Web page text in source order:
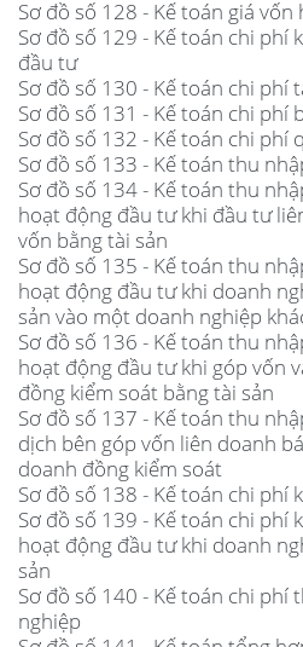
Sơ đồ số 128 - Kế toán giá vốn
Sơ đồ số 129 - Kế toán chi phí
đầu tư
Sơ đồ số 130 - Kế toán chi phí
Sơ đồ số 131 - Kế toán chi phí
Sơ đồ số 132 - Kế toán chi phí
Sơ đồ số 133 - Kế toán thu
Sơ đồ số 134 - Kế toán thu
hoạt động đầu tư khi đầu tư
vốn bằng tài sản
Sơ đồ số 135 - Kế toán thu
hoạt động đầu tư khi doanh
sản vào một doanh nghiệp
Sơ đồ số 136 - Kế toán thu
hoạt động đầu tư khi góp vốn
đồng kiểm soát bằng tài sản
Sơ đồ số 137 - Kế toán thu
dịch bên góp vốn liên doanh
doanh đồng kiểm soát
Sơ đồ số 138 - Kế toán chi phí
Sơ đồ số 139 - Kế toán chi phí
hoạt động đầu tư khi doanh
sản
Sơ đồ số 140 - Kế toán chi phí
nghiệp